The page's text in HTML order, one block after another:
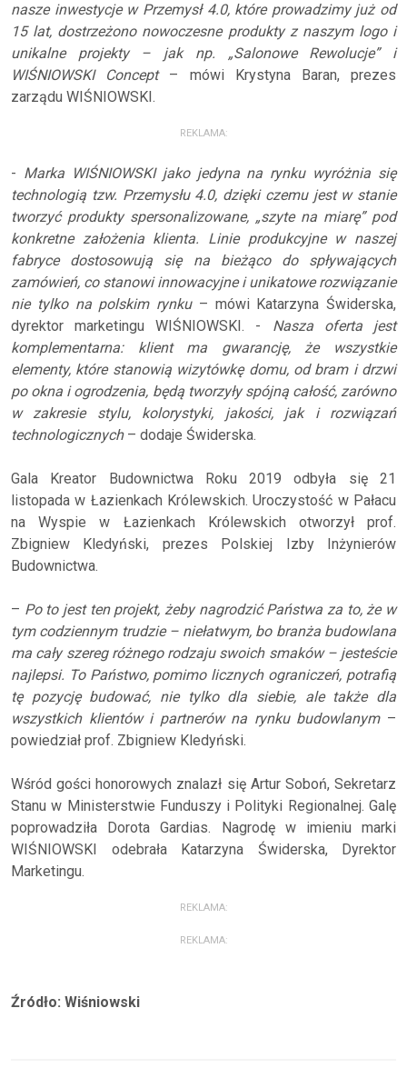
nasze inwestycje w Przemysł 4.0, które prowadzimy już od
15 lat, dostrzeżono nowoczesne produkty z naszym logo i
unikalne projekty – jak np. „Salonowe Rewolucje” i
WIŚNIOWSKI Concept– mówi Krystyna Baran, prezes
zarządu WIŚNIOWSKI.
REKLAMA:
- Marka WIŚNIOWSKI jako jedyna na rynku wyróżnia się
technologią tzw. Przemysłu 4.0, dzięki czemu jest w stanie
tworzyć produkty spersonalizowane, „szyte na miarę” pod
konkretne założenia klienta. Linie produkcyjne w naszej
fabryce dostosowują się na bieżąco do spływających
zamówień, co stanowi innowacyjne i unikatowe rozwiązanie
nie tylko na polskim rynku– mówi Katarzyna Świderska,
dyrektor marketingu WIŚNIOWSKI. - Nasza oferta jest
komplementarna: klient ma gwarancję, że wszystkie
elementy, które stanowią wizytówkę domu, od bram i drzwi
po okna i ogrodzenia, będą tworzyły spójną całość, zarówno
w zakresie stylu, kolorystyki, jakości, jak i rozwiązań
technologicznych– dodaje Świderska.
Gala Kreator Budownictwa Roku 2019 odbyła się 21
listopada w Łazienkach Królewskich. Uroczystość w Pałacu
na Wyspie w Łazienkach Królewskich otworzył prof.
Zbigniew Kledyński, prezes Polskiej Izby Inżynierów
Budownictwa.
– Po to jest ten projekt, żeby nagrodzić Państwa za to, że w
tym codziennym trudzie – niełatwym, bo branża budowlana
ma cały szereg różnego rodzaju swoich smaków – jesteście
najlepsi. To Państwo, pomimo licznych ograniczeń, potrafią
tę pozycję budować, nie tylko dla siebie, ale także dla
wszystkich klientów i partnerów na rynku budowlanym–
powiedział prof. Zbigniew Kledyński.
Wśród gości honorowych znalazł się Artur Soboń, Sekretarz
Stanu w Ministerstwie Funduszy i Polityki Regionalnej. Galę
poprowadziła Dorota Gardias. Nagrodę w imieniu marki
WIŚNIOWSKI odebrała Katarzyna Świderska, Dyrektor
Marketingu.
REKLAMA:
REKLAMA:
Źródło: Wiśniowski